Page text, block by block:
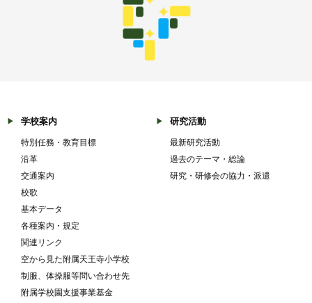
学校案内
特別任務・教育目標
沿革
交通案内
校歌
基本データ
各種案内・規定
関連リンク
空から見た附属天王寺小学校
制服、体操服等問い合わせ先
附属学校園支援事業基金
研究活動
最新研究活動
過去のテーマ・総論
研究・研修会の協力・派遣